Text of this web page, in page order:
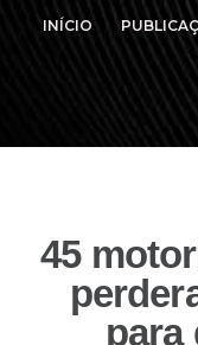
INÍCIO
45
para